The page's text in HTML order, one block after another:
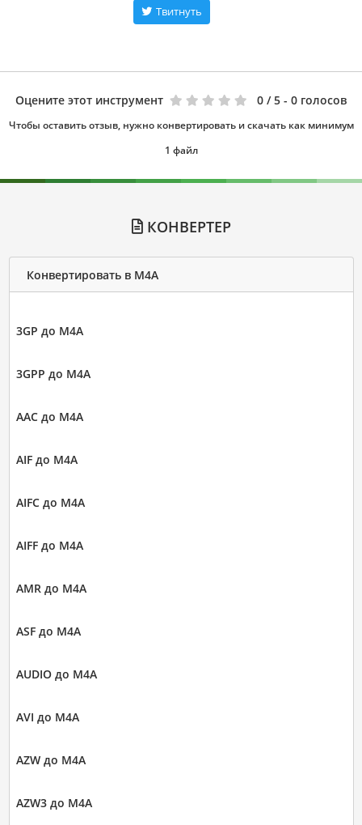
Твитнуть
Оцените этот инструмент 0 / 5 - 0 голосов
Чтобы оставить отзыв, нужно конвертировать и скачать как минимум
1 файл
КОНВЕРТЕР
Конвертировать в M4A
3GP до M4A
3GPP до M4A
AAC до M4A
AIF до M4A
AIFC до M4A
AIFF до M4A
AMR до M4A
ASF до M4A
AUDIO до M4A
AVI до M4A
AZW до M4A
AZW3 до M4A